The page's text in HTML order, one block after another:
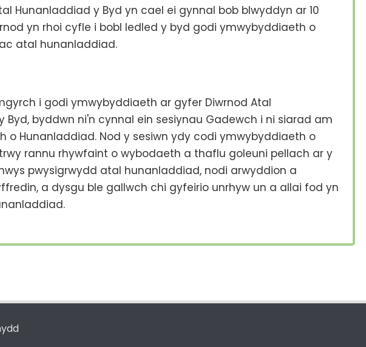
Hunanladdiad y Byd yn cael ei gynnal bob blwyddyn ar 10
yn rhoi cyfle i bobl ledled y byd godi ymwybyddiaeth o
atal hunanladdiad.
i godi ymwybyddiaeth ar gyfer Diwrnod Atal
Byd, byddwn ni'n cynnal ein sesiynau Gadewch i ni siarad am
o Hunanladdiad. Nod y sesiwn ydy codi ymwybyddiaeth o
rannu rhywfaint o wybodaeth a thaflu goleuni pellach ar y
pwysigrwydd atal hunanladdiad, nodi arwyddion a
a dysgu ble gallwch chi gyfeirio unrhyw un a allai fod yn